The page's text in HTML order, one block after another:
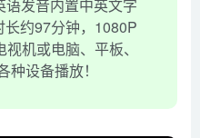
发音内置中英文字
约97分钟，1080P
机或电脑、平板、
设备播放！